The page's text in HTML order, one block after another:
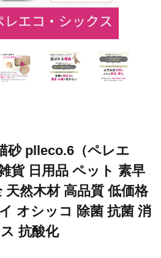
砂 plleco.6（ペレエ
貨 日用品 ペット 素早
天然木材 高品質 低価格
オシッコ 除菌 抗菌 消
抗酸化